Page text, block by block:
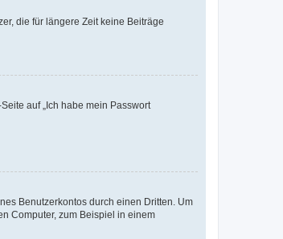
die für längere Zeit keine Beiträge
auf „Ich habe mein Passwort
Benutzerkontos durch einen Dritten. Um
Computer, zum Beispiel in einem